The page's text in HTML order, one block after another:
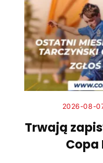
2026-08-
Trwają
Copa